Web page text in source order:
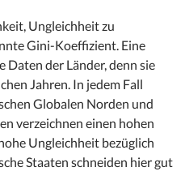
Ungleichheit zu
Gini-Koeffizient. Eine
Daten der Länder, denn sie
Jahren. In jedem Fall
Globalen Norden und
verzeichnen einen hohen
Ungleichheit bezüglich
Staaten schneiden hier gut